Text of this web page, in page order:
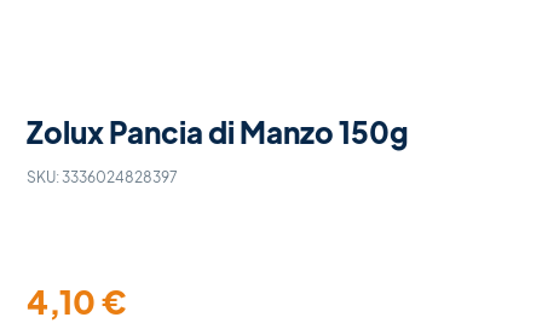
Zolux Pancia di Manzo 150g
SKU: 3336024828397
4,10€